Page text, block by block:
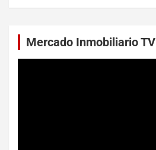
Mercado Inmobiliario TV